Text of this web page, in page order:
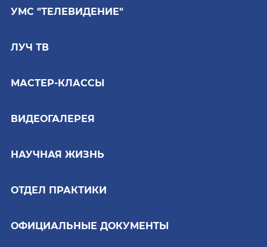
УМС "ТЕЛЕВИДЕНИЕ"
ЛУЧ ТВ
МАСТЕР-КЛАССЫ
ВИДЕОГАЛЕРЕЯ
НАУЧНАЯ ЖИЗНЬ
ОТДЕЛ ПРАКТИКИ
ОФИЦИАЛЬНЫЕ ДОКУМЕНТЫ